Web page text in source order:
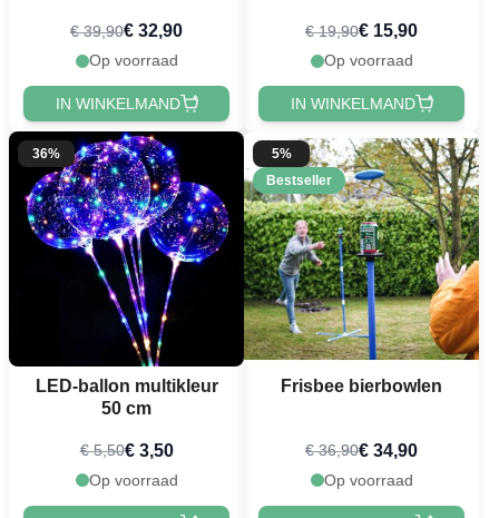
€ 39,90€ 32,90
Op voorraad
IN WINKELMAND
€ 19,90€ 15,90
Op voorraad
IN WINKELMAND
36%
LED-ballon multikleur
50 cm
€ 5,50€ 3,50
Op voorraad
5%
Bestseller
Frisbee bierbowlen
€ 36,90€ 34,90
Op voorraad